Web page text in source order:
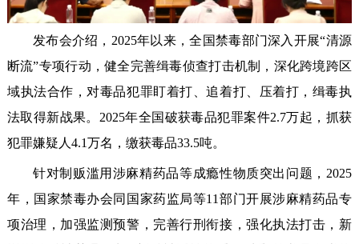
发布会介绍，2025年以来，全国禁毒部门深入开展“清源
断流”专项行动，健全完善缉毒侦查打击机制，深化跨境跨区
域执法合作，对毒品犯罪盯着打、追着打、压着打，缉毒执
法取得新战果。2025年全国破获毒品犯罪案件2.7万起，抓获
犯罪嫌疑人4.1万名，缴获毒品33.5吨。
针对制贩滥用涉麻精药品等成瘾性物质突出问题，2025
年，国家禁毒办会同国家药监局等11部门开展涉麻精药品专
项治理，加强监测预警，完善行刑衔接，强化执法打击，新